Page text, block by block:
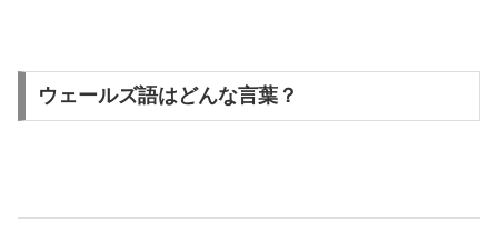
ウェールズ語はどんな言葉？